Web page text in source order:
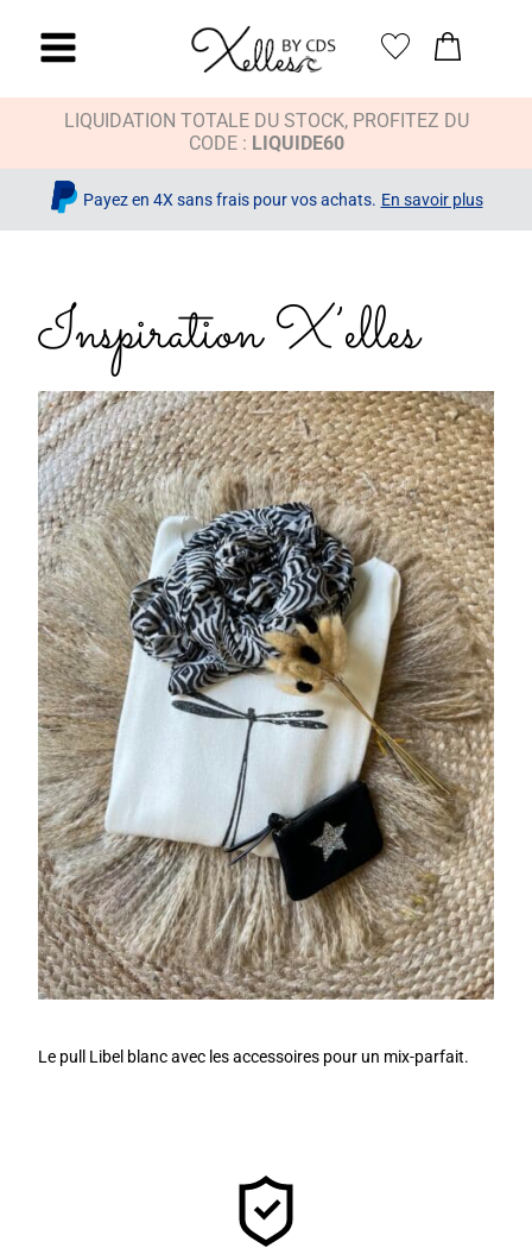
LIQUIDATION TOTALE DU STOCK, PROFITEZ DU
CODE : LIQUIDE60
Payez en 4X sans frais pour vos achats. En savoir plus
Inspiration X’elles
Le pull Libel blanc avec les accessoires pour un mix-parfait.